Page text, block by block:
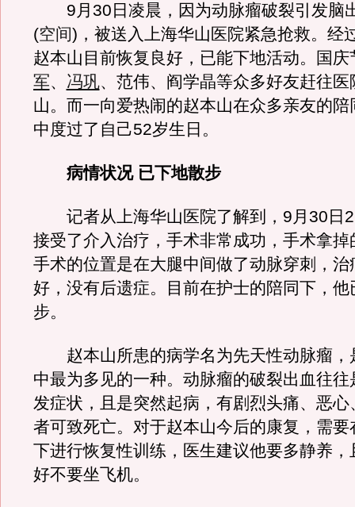
9月30日凌晨，因为动脉瘤破裂引发脑
(空间)，被送入上海华山医院紧急抢救。经
赵本山目前恢复良好，已能下地活动。国庆
军、 冯巩、范伟、阎学晶等众多好友赶往医
山。而一向爱热闹的赵本山在众多亲友的陪
中度过了自己52岁生日。
病情状况 已下地散步
记者从上海华山医院了解到，9月30日
接受了介入治疗，手术非常成功，手术拿掉
手术的位置是在大腿中间做了动脉穿刺，治
好，没有后遗症。目前在护士的陪同下，他
步。
赵本山所患的病学名为先天性动脉瘤，
中最为多见的一种。动脉瘤的破裂出血往往
发症状，且是突然起病，有剧烈头痛、恶心
者可致死亡。对于赵本山今后的康复，需要
下进行恢复性训练，医生建议他要多静养，
好不要坐飞机。